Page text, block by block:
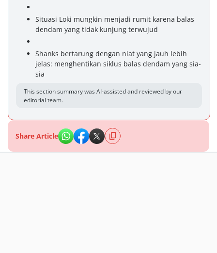
Situasi Loki mungkin menjadi rumit karena balas
dendam yang tidak kunjung terwujud
Shanks bertarung dengan niat yang jauh lebih
jelas: menghentikan siklus balas dendam yang sia-
sia
This section summary was AI-assisted and reviewed by our
editorial team.
Share Article